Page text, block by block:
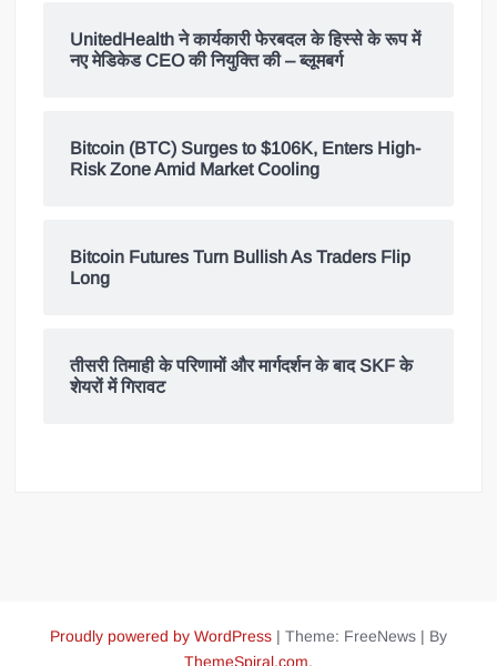
UnitedHealth ने कार्यकारी फेरबदल के हिस्से के रूप में
नए मेडिकेड CEO की नियुक्ति की – ब्लूमबर्ग
Bitcoin (BTC) Surges to $106K, Enters High-
Risk Zone Amid Market Cooling
Bitcoin Futures Turn Bullish As Traders Flip
Long
तीसरी तिमाही के परिणामों और मार्गदर्शन के बाद SKF के
शेयरों में गिरावट
Proudly powered by WordPress | Theme: FreeNews | By
ThemeSpiral.com.